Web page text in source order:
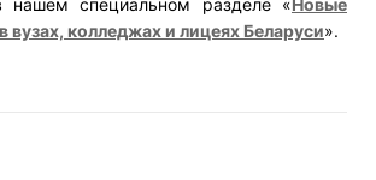
нашем специальном разделе «Новые
вузах, колледжах и лицеях Беларуси».